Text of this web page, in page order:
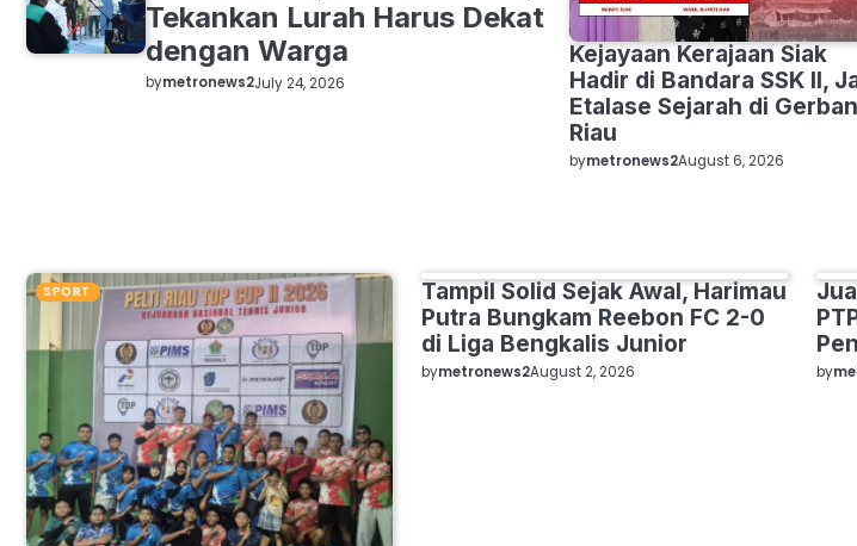
Kejayaan Kerajaan Siak
Hadir di Bandara SSK II,
Etalase Sejarah di
Riau
bymetronews2August 6, 2026
Tekankan Lurah Harus Dekat
dengan Warga
bymetronews2July 24, 2026
SPORT SPORT
Tampil Solid Sejak Awal, Harimau
Putra Bungkam Reebon FC 2-0
di Liga Bengkalis Junior
bymetronews2August 2, 2026 by